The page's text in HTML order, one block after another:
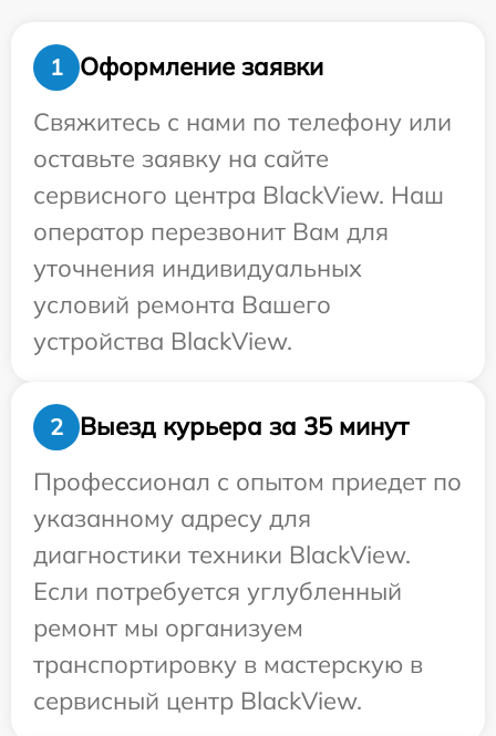
1
Оформление заявки
Свяжитесь с нами по телефону или
оставьте заявку на сайте
сервисного центра BlackView. Наш
оператор перезвонит Вам для
уточнения индивидуальных
условий ремонта Вашего
устройства BlackView.
2
Выезд курьера за 35 минут
Профессионал с опытом приедет по
указанному адресу для
диагностики техники BlackView.
Если потребуется углубленный
ремонт мы организуем
транспортировку в мастерскую в
сервисный центр BlackView.